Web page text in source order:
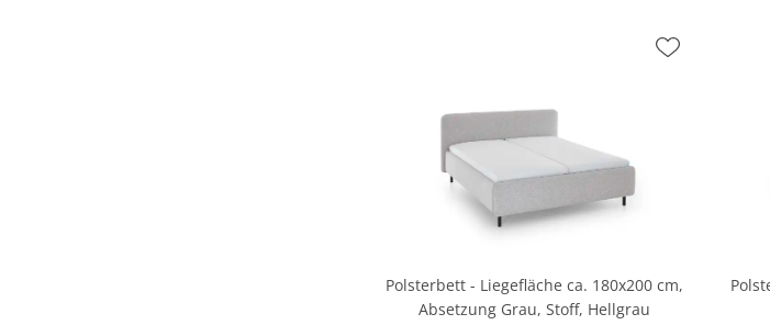
Polsterbett - Liegefläche ca. 180x200 cm,
Absetzung Grau, Stoff, Hellgrau